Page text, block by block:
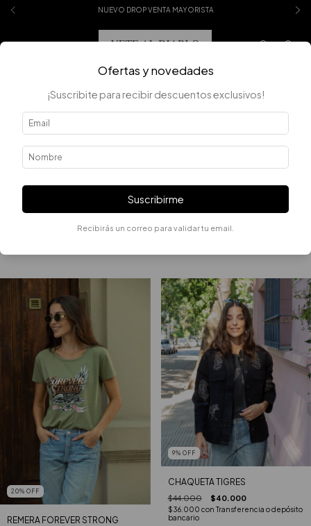
NUEVO DROP VENTA MAYORISTA
Error - 404
La página que estás buscando no existe.
20% OFF
REMERA FOREVER STRONG
9% OFF
CHAQUETA TIGRES
$44.000 $40.000
$36.000 con Transferencia o depósito
bancario
Ofertas y novedades
¡Suscribite para recibir descuentos exclusivos!
Suscribirme
Recibirás un correo para validar tu email.